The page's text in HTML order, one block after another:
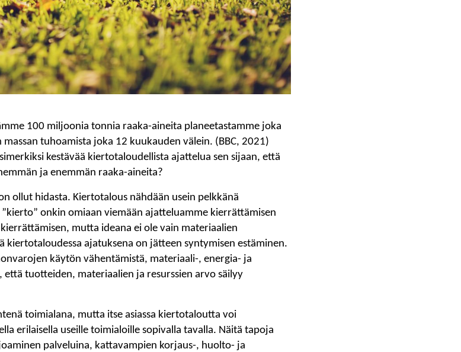
100 miljoonia tonnia raaka-aineita planeetastamme joka
tuhoamista joka 12 kuukauden välein. (BBC, 2021)
kestävää kiertotaloudellista ajattelua sen sijaan, että
ja enemmän raaka-aineita?
ollut hidasta. Kiertotalous nähdään usein pelkkänä
”kierto” onkin omiaan viemään ajatteluamme kierrättämisen
mutta ideana ei ole vain materiaalien
kiertotaloudessa ajatuksena on jätteen syntymisen estäminen.
käytön vähentämistä, materiaali-, energia- ja
että tuotteiden, materiaalien ja resurssien arvo säilyy
toimialana, mutta itse asiassa kiertotaloutta voi
erilaisella useille toimialoille sopivalla tavalla. Näitä tapoja
palveluina, kattavampien korjaus-, huolto- ja